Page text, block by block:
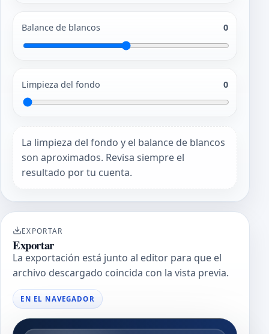
Balance de blancos 0
Limpieza del fondo 0
La limpieza del fondo y el balance de blancos
son aproximados. Revisa siempre el
resultado por tu cuenta.
EXPORTAR
Exportar
La exportación está junto al editor para que el
archivo descargado coincida con la vista previa.
EN EL NAVEGADOR